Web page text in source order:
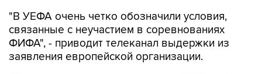
"В УЕФА очень четко обозначили условия,
связанные с неучастием в соревнованиях
ФИФА", - приводит телеканал выдержки из
заявления европейской организации.